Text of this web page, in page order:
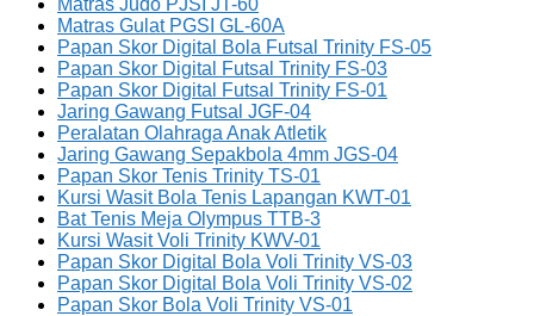
Matras Judo PJSI JT-60
Matras Gulat PGSI GL-60A
Papan Skor Digital Bola Futsal Trinity FS-05
Papan Skor Digital Futsal Trinity FS-03
Papan Skor Digital Futsal Trinity FS-01
Jaring Gawang Futsal JGF-04
Peralatan Olahraga Anak Atletik
Jaring Gawang Sepakbola 4mm JGS-04
Papan Skor Tenis Trinity TS-01
Kursi Wasit Bola Tenis Lapangan KWT-01
Bat Tenis Meja Olympus TTB-3
Kursi Wasit Voli Trinity KWV-01
Papan Skor Digital Bola Voli Trinity VS-03
Papan Skor Digital Bola Voli Trinity VS-02
Papan Skor Bola Voli Trinity VS-01